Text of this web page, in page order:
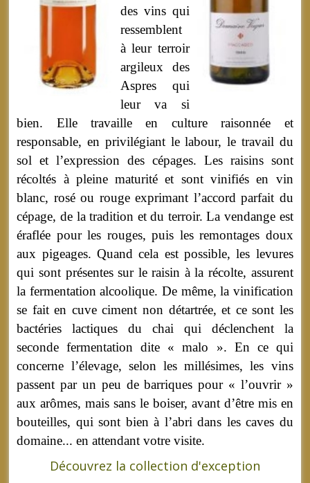
des vins qui
ressemblent
à leur terroir
argileux des
Aspres qui
leur va si
bien. Elle travaille en culture raisonnée et
responsable, en privilégiant le labour, le travail du
sol et l’expression des cépages. Les raisins sont
récoltés à pleine maturité et sont vinifiés en vin
blanc, rosé ou rouge exprimant l’accord parfait du
cépage, de la tradition et du terroir. La vendange est
éraflée pour les rouges, puis les remontages doux
aux pigeages. Quand cela est possible, les levures
qui sont présentes sur le raisin à la récolte, assurent
la fermentation alcoolique. De même, la vinification
se fait en cuve ciment non détartrée, et ce sont les
bactéries lactiques du chai qui déclenchent la
seconde fermentation dite « malo ». En ce qui
concerne l’élevage, selon les millésimes, les vins
passent par un peu de barriques pour « l’ouvrir »
aux arômes, mais sans le boiser, avant d’être mis en
bouteilles, qui sont bien à l’abri dans les caves du
domaine... en attendant votre visite.
Découvrez la collection d'exception